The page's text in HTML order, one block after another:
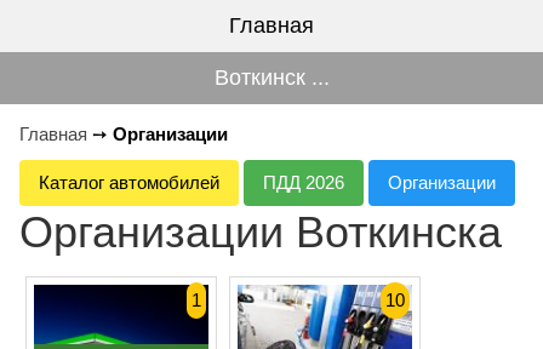
Главная
Воткинск ...
Главная ➙ Организации
Каталог автомобилей ПДД 2026 Организации
Организации Воткинска
1 10